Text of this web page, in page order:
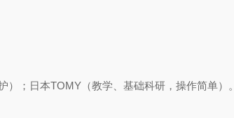
；日本TOMY（教学、基础科研，操作简单）。